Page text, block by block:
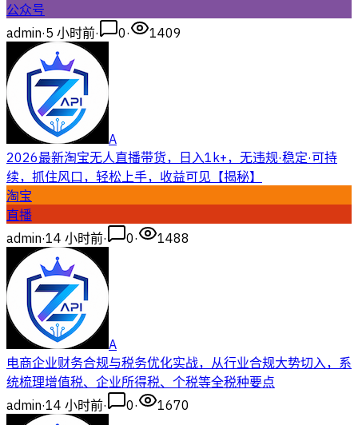
公众号
admin·5 小时前· 0· 1409
A
2026最新淘宝无人直播带货，日入1k+，无违规·稳定·可持
续，抓住风口，轻松上手，收益可见【揭秘】
淘宝
直播
admin·14 小时前· 0· 1488
A
电商企业财务合规与税务优化实战，从行业合规大势切入，系
统梳理增值税、企业所得税、个税等全税种要点
admin·14 小时前· 0· 1670